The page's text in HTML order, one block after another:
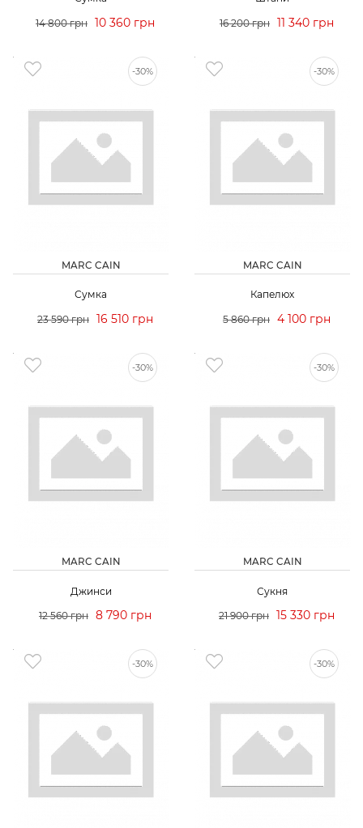
14 800 грн 10 360 грн 16 200 грн 11 340 грн
-30%
MARC CAIN
Сумка
23 590 грн 16 510 грн
-30%
MARC CAIN
Капелюх
5 860 грн 4 100 грн
-30%
MARC CAIN
Джинси
12 560 грн 8 790 грн
-30%
MARC CAIN
Сукня
21 900 грн 15 330 грн
-30% -30%